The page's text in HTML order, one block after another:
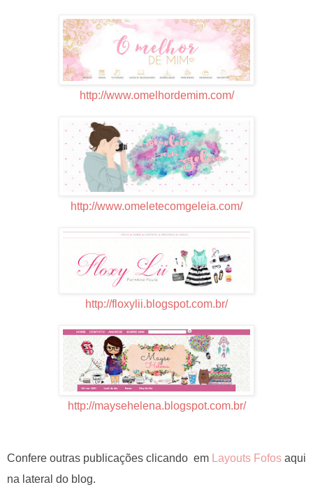
http://www.omelhordemim.com/
http://www.omeletecomgeleia.com/
http://floxylii.blogspot.com.br/
http://maysehelena.blogspot.com.br/
Confere outras publicações clicando em Layouts Fofos aqui
na lateral do blog.